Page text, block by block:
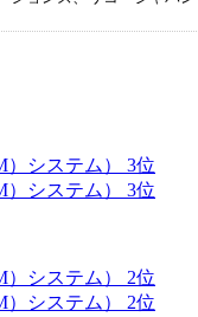
システム） 3位
システム） 3位
システム） 2位
システム） 2位